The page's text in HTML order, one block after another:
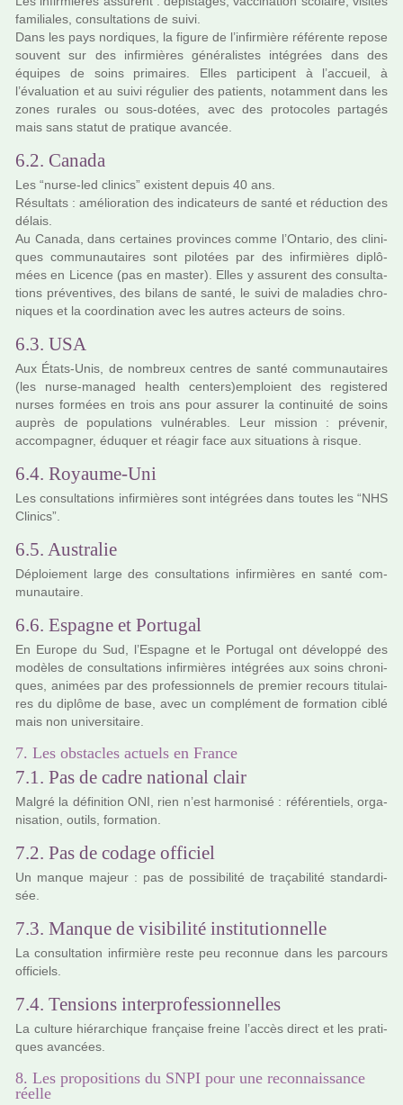
fami­lia­les, consul­ta­tions de suivi.
Dans les pays nor­­di­­ques, la figure de l’infir­­mière réfé­­rente repose
sou­­vent sur des infir­­miè­­res géné­­ra­­lis­­tes inté­­grées dans des
équipes de soins pri­­mai­­res. Elles par­­ti­­ci­­pent à l’accueil, à
l’évaluation et au suivi régu­­lier des patients, notam­­ment dans les
zones rura­­les ou sous-dotées, avec des pro­­to­­co­­les par­­ta­­gés
mais sans statut de pra­­ti­­que avan­­cée.
6.2. Canada
Les “nurse-led cli­nics” exis­tent depuis 40 ans.
Résultats : amé­lio­ra­tion des indi­ca­teurs de santé et réduc­tion des
délais.
Au Canada, dans cer­­tai­­nes pro­­vin­­ces comme l’Ontario, des cli­­ni­­
ques com­­mu­­nau­­tai­­res sont pilo­­tées par des infir­­miè­­res diplô­­
mées en Licence (pas en master). Elles y assu­­rent des consul­­ta­­
tions pré­­ven­­ti­­ves, des bilans de santé, le suivi de mala­­dies chro­­
ni­­ques et la coor­­di­­na­­tion avec les autres acteurs de soins.
6.3. USA
Aux États-Unis, de nom­­breux cen­­tres de santé com­­mu­­nau­­tai­­res
(les nurse-mana­­ged health cen­­ters)emploient des regis­­te­­red
nurses for­­mées en trois ans pour assu­­rer la conti­­nuité de soins
auprès de popu­­la­­tions vul­­né­­ra­­bles. Leur mis­­sion : pré­­ve­­nir,
accom­­pa­­gner, éduquer et réagir face aux situa­­tions à risque.
6.4. Royaume-Uni
Les consul­ta­tions infir­miè­res sont inté­grées dans toutes les “NHS
Clinics”.
6.5. Australie
Déploiement large des consul­ta­tions infir­miè­res en santé com­
mu­nau­taire.
6.6. Espagne et Portugal
En Europe du Sud, l’Espagne et le Portugal ont déve­­loppé des
modè­­les de consul­­ta­­tions infir­­miè­­res inté­­grées aux soins chro­­ni­­
ques, ani­­mées par des pro­­fes­­sion­­nels de pre­­mier recours titu­­lai­­
res du diplôme de base, avec un com­­plé­­ment de for­­ma­­tion ciblé
mais non uni­­ver­­si­­taire.
7. Les obstacles actuels en France
7.1. Pas de cadre national clair
Malgré la défi­ni­tion ONI, rien n’est har­mo­nisé : réfé­ren­tiels, orga­
ni­sa­tion, outils, for­ma­tion.
7.2. Pas de codage officiel
Un manque majeur : pas de pos­si­bi­lité de tra­ça­bi­lité stan­dar­di­
sée.
7.3. Manque de visibilité institutionnelle
La consul­ta­tion infir­mière reste peu reconnue dans les par­cours
offi­ciels.
7.4. Tensions interprofessionnelles
La culture hié­rar­chi­que fran­çaise freine l’accès direct et les pra­ti­
ques avan­cées.
8. Les propositions du SNPI pour une reconnaissance
réelle